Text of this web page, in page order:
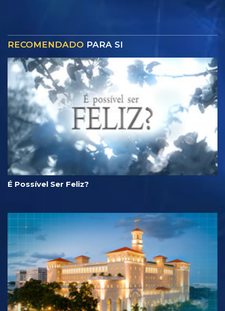
RECOMENDADO PARA SI
É Possível Ser Feliz?